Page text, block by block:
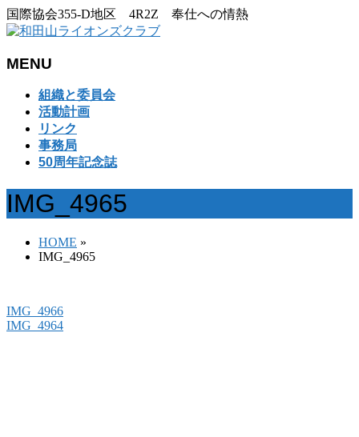
国際協会355-D地区 4R2Z 奉仕への情熱
MENU
ば
す
組織と委員会
活動計画
リンク
事務局
50周年記念誌
IMG_4965
HOME »
IMG_4965
IMG_4966
IMG_4964